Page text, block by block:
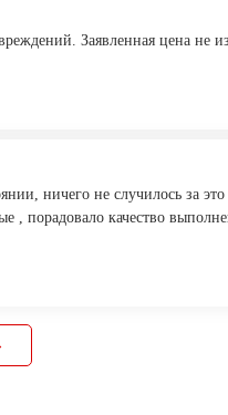
Заявленная цена не
ничего не случилось за
, порадовало качество